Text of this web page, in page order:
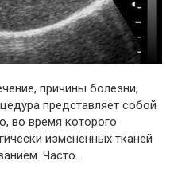
причины болезни,
представляет собой
во время которого
измененных тканей
Часто…